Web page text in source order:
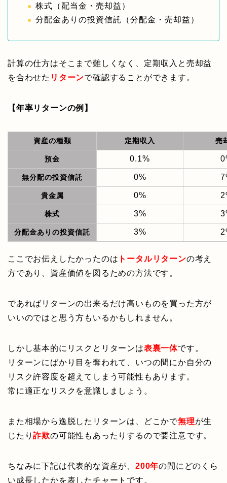
株式（配当金・売却益）
分配金ありの投資信託（分配金・売却益）
計算の仕方はそこまで難しくなく、定期収入と売却益
を合わせた リターンで確認することができます。
【年率リターンの例 】
資産の種類 定期収入 売
預金 0.1%
無分配の投資信託 0%
貴金属 0%
株式 3%
分配金ありの投資信託 3%
ここでお伝えしたかったのは トータルリターンの考え
方であり、資産価値を図るための方法です。
であればリターンの出来るだけ高いものを買った方が
いいのではと思う方もいるかもしれません。
しかし基本的にリスクとリターンは表裏一体です。
リターンにばかり目を奪われて、いつの間にか自分の
リスク許容度を超えてしまう可能性もあります。
常に適正なリスクを意識しましょう。
また相場から逸脱したリターンは、どこかで無理が生
じたり詐欺の可能性もあったりするので要注意です。
ちなみに下記は代表的な資産が、 200年の間にどのくら
い成長したかを表したチャートです。